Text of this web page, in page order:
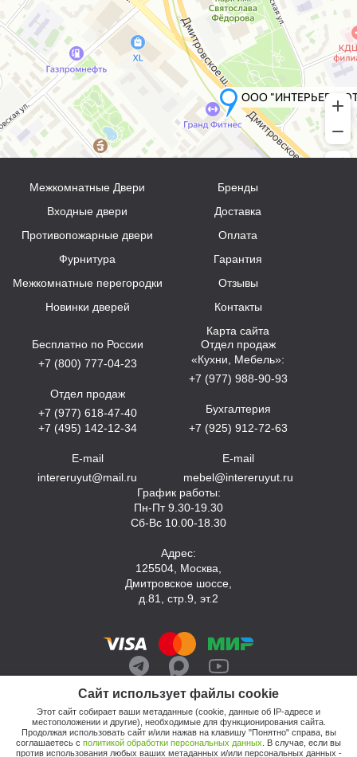
Сайт использует файлы cookie
Этот сайт собирает ваши метаданные (cookie, данные об IP-адресе и
местоположении и другие), необходимые для функционирования сайта.
Продолжая использовать сайт и/или нажав на клавишу "Понятно" справа, вы
соглашаетесь с политикой обработки персональных данных . В случае, если вы
против использования любых ваших метаданных и/или персональных данных -
Межкомнатные Двери
Входные двери
Противопожарные двери
Фурнитура
Межкомнатные перегородки
Новинки дверей
Бренды
Доставка
Оплата
Гарантия
Отзывы
Контакты
Карта сайта
Бесплатно по России
+7 (800) 777-04-23
Отдел продаж
+7 (977) 618-47-40
+7 (495) 142-12-34
E-mail
intereruyut@mail.ru
Отдел продаж
«Кухни, Мебель»:
+7 (977) 988-90-93
Бухгалтерия
+7 (925) 912-72-63
E-mail
mebel@intereruyut.ru
График работы:
Пн-Пт 9.30-19.30
Сб-Вс 10.00-18.30
Адрес:
125504, Москва,
Дмитровское шоссе,
д.81, стр.9, эт.2